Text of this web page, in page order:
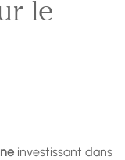
le
investissant dans